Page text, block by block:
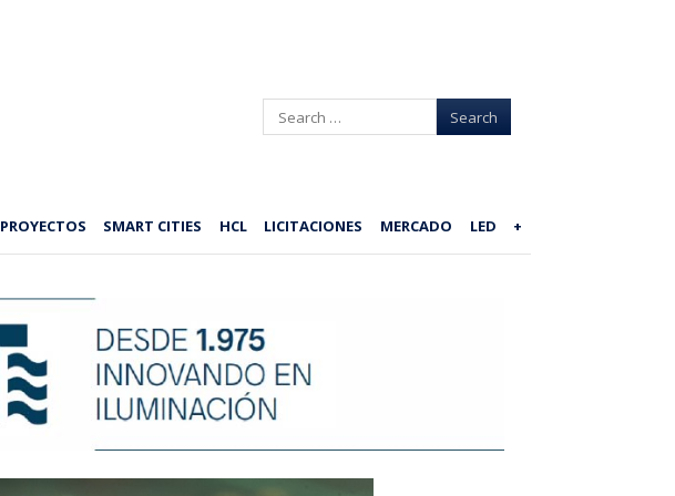
Search
PROYECTOS SMART CITIES HCL LICITACIONES MERCADO LED +